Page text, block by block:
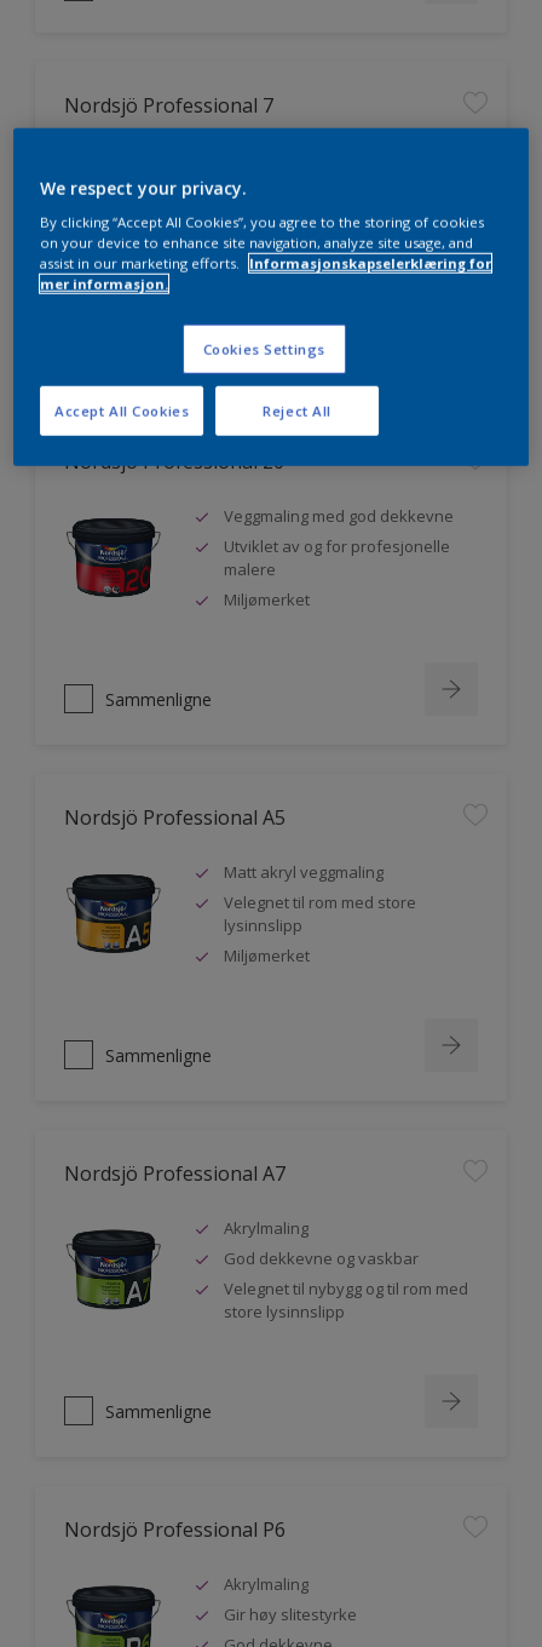
Nordsjö Professional 7
Lett å påføre og fordele
Jevnere og finere finish, også i
mørke farger
Sammenligne
Nordsjö Professional 20
Veggmaling med god dekkevne
Utviklet av og for profesjonelle
malere
Miljømerket
Sammenligne
Nordsjö Professional A5
Matt akryl veggmaling
Velegnet til rom med store
lysinnslipp
Miljømerket
Sammenligne
Nordsjö Professional A7
Akrylmaling
God dekkevne og vaskbar
Velegnet til nybygg og til rom med
store lysinnslipp
Sammenligne
Nordsjö Professional P6
Akrylmaling
Gir høy slitestyrke
We respect your privacy.
By clicking “Accept All Cookies”, you agree to the storing of cookies
on your device to enhance site navigation, analyze site usage, and
assist in our marketing efforts.
Informasjonskapselerklæring for
mer informasjon.
Cookies Settings
Reject All
Accept All Cookies